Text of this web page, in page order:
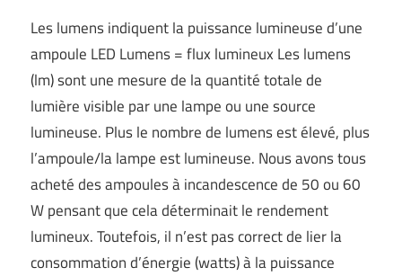
Les lumens indiquent la puissance lumineuse d’une
ampoule LED Lumens = flux lumineux Les lumens
(lm) sont une mesure de la quantité totale de
lumière visible par une lampe ou une source
lumineuse. Plus le nombre de lumens est élevé, plus
l’ampoule/la lampe est lumineuse. Nous avons tous
acheté des ampoules à incandescence de 50 ou 60
W pensant que cela déterminait le rendement
lumineux. Toutefois, il n’est pas correct de lier la
consommation d’énergie (watts) à la puissance